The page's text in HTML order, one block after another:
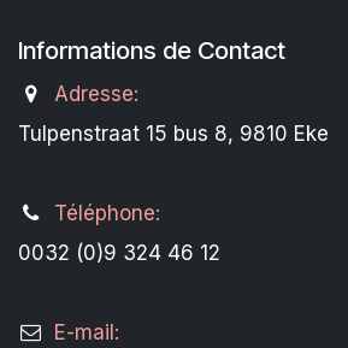
Informations de Contact
Adresse:
Tulpenstraat 15 bus 8, 9810 Eke
Téléphone:
0032 (0)9 324 46 12
E-mail: